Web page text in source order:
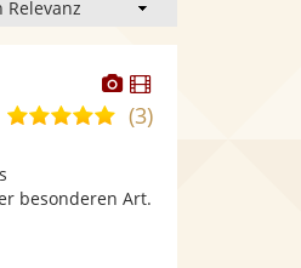
Dieser
Künstler
stellt
bereit.
Dieser
Künstler
5,0
Sternen
(3)
besonderen Art.